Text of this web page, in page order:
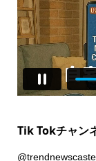
Tik Tokチャン